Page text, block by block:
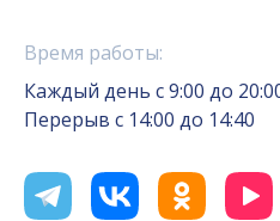
Время работы:
Каждый день с 9:00 до
Перерыв с 14:00 до 14:40